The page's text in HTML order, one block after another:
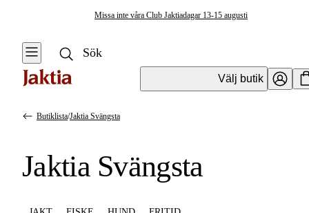
Missa inte våra Club Jaktiadagar 13-15 augusti
Välj butik
Butiklista/Jaktia Svängsta
Jaktia Svängsta